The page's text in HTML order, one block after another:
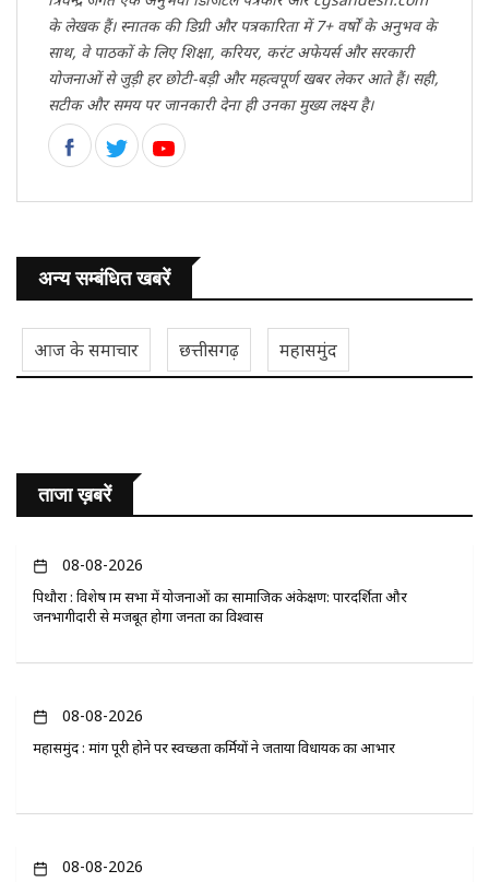
के लेखक हैं। स्नातक की डिग्री और पत्रकारिता में 7+ वर्षों के अनुभव के
साथ, वे पाठकों के लिए शिक्षा, करियर, करंट अफेयर्स और सरकारी
योजनाओं से जुड़ी हर छोटी-बड़ी और महत्वपूर्ण खबर लेकर आते हैं। सही,
सटीक और समय पर जानकारी देना ही उनका मुख्य लक्ष्य है।
अन्य सम्बंधित खबरें
आज के समाचार छत्तीसगढ़ महासमुंद
ताजा ख़बरें
08-08-2026
पिथौरा : विशेष ग्राम सभा में योजनाओं का सामाजिक अंकेक्षण: पारदर्शिता और
जनभागीदारी से मजबूत होगा जनता का विश्वास
08-08-2026
महासमुंद : मांग पूरी होने पर स्वच्छता कर्मियों ने जताया विधायक का आभार
08-08-2026